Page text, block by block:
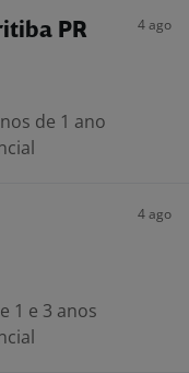
PR 4 ago
de 1 ano
4 ago
1 e 3 anos